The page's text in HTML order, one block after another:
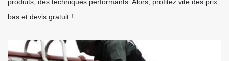
bas et devis gratuit !